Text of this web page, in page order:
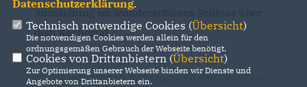
Ausstellung im wunderschönen Schloss über
dem Kochertal.
#Untergröningen #Abtsgmünd #ostalbkreis
Datenschutzerklärung.
Technisch notwendige Cookies (Übersicht)
Die notwendigen Cookies werden allein für den
ordnungsgemäßen Gebrauch der Webseite benötigt.
Cookies von Drittanbietern (Übersicht)
Zur Optimierung unserer Webseite binden wir Dienste und
Angebote von Drittanbietern ein.